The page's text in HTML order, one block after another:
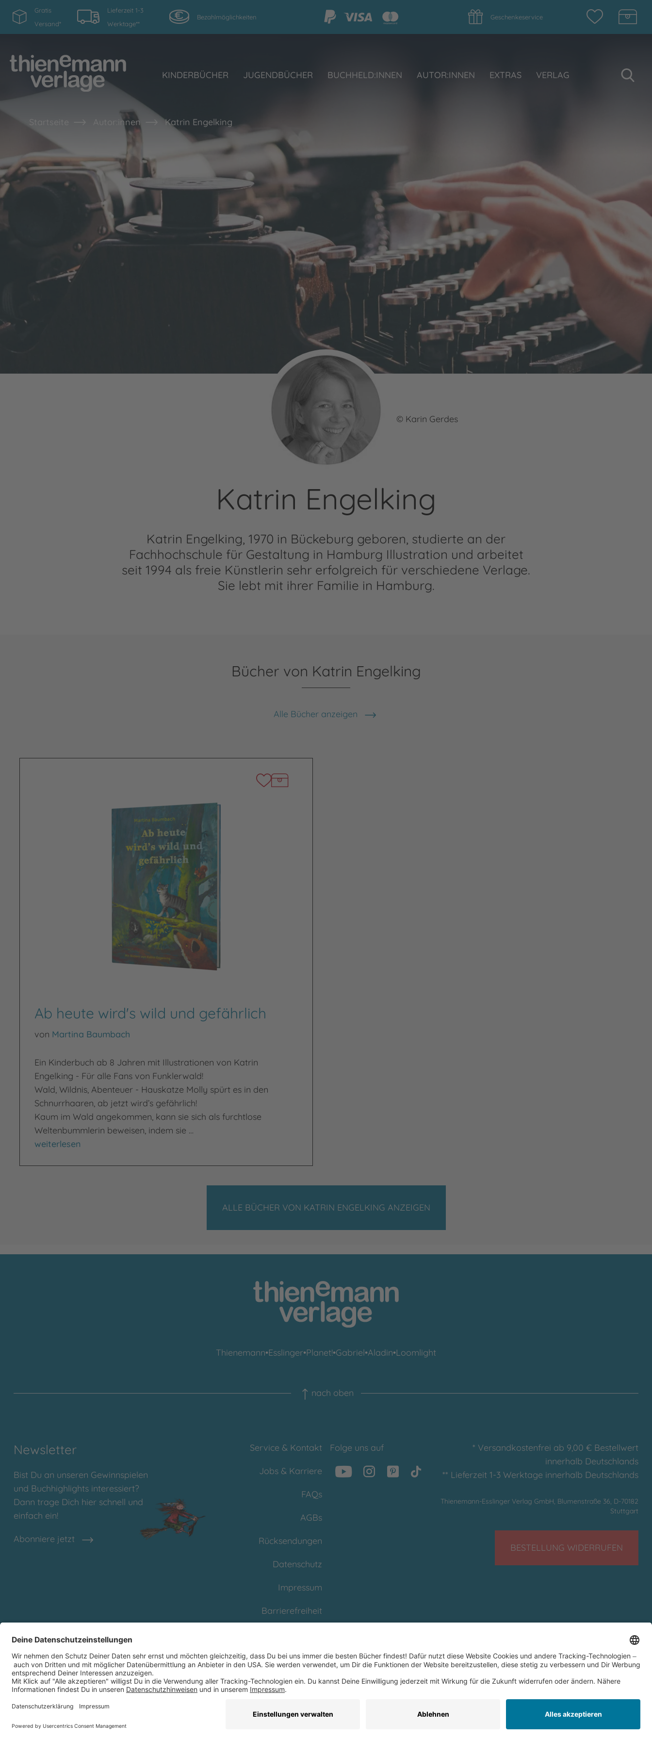
Gratis
Versand*
Lieferzeit 1-3
Werktage**
Bezahlmöglichkeiten Geschenkeservice
KINDERBÜCHER JUGENDBÜCHER BUCHHELD:INNEN AUTOR:INNEN EXTRAS VERLAG
Startseite Autor:innen Katrin Engelking
© Karin Gerdes
Katrin Engelking
Katrin Engelking, 1970 in Bückeburg geboren, studierte an der
Fachhochschule für Gestaltung in Hamburg Illustration und arbeitet
seit 1994 als freie Künstlerin sehr erfolgreich für verschiedene Verlage.
Sie lebt mit ihrer Familie in Hamburg.
Bücher von Katrin Engelking
Alle Bücher anzeigen
Ab heute wird's wild und gefährlich
von Martina Baumbach
Ein Kinderbuch ab 8 Jahren mit Illustrationen von Katrin
Engelking - Für alle Fans von Funklerwald!
Wald, Wildnis, Abenteuer - Hauskatze Molly spürt es in den
Schnurrhaaren, ab jetzt wird’s gefährlich!
Kaum im Wald angekommen, kann sie sich als furchtlose
Weltenbummlerin beweisen, indem sie …
Ab heute wird's wild und gefährlich
weiterlesen
ALLE BÜCHER VON KATRIN ENGELKING ANZEIGEN
Thienemann•Esslinger•Planet!•Gabriel•Aladin•Loomlight
nach oben
Newsletter
Bist Du an unseren Gewinnspielen
und Buchhighlights interessiert?
Dann trage Dich hier schnell und
einfach ein!
Abonniere jetzt
Service & Kontakt
Jobs & Karriere
FAQs
AGBs
Rücksendungen
Datenschutz
Impressum
Barrierefreiheit
Partnerprogramm
(Affiliate)
Folge uns auf
* Versandkostenfrei ab 9,00 € Bestellwert
innerhalb Deutschlands
** Lieferzeit 1-3 Werktage innerhalb Deutschlands
Thienemann-Esslinger Verlag GmbH, Blumenstraße 36, D-70182
Stuttgart
BESTELLUNG WIDERRUFEN